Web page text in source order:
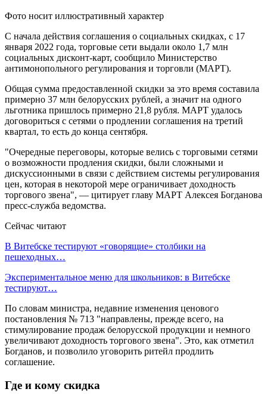
Фото носит иллюстративный характер
С начала действия соглашения о социальных скидках, с 17
января 2022 года, торговые сети выдали около 1,7 млн
социальных дисконт-карт, сообщило Министерство
антимонопольного регулирования и торговли (МАРТ).
Общая сумма предоставленной скидки за это время составила
примерно 37 млн белорусских рублей, а значит на одного
льготника пришлось примерно 21,8 рубля. МАРТ удалось
договориться с сетями о продлении соглашения на третий
квартал, то есть до конца сентября.
"Очередные переговоры, которые велись с торговыми сетями
о возможности продления скидки, были сложными и
дискуссионными в связи с действием системы регулирования
цен, которая в некоторой мере ограничивает доходность
торгового звена", — цитирует главу МАРТ Алексея Богданова
пресс-служба ведомства.
Сейчас читают
В Витебске тестируют «говорящие» столбики на
пешеходных…
Экспериментальное меню для школьников: в Витебске
тестируют…
По словам министра, недавние изменения ценового
постановления № 713 "направлены, прежде всего, на
стимулирование продаж белорусской продукции и немного
увеличивают доходность торгового звена". Это, как отметил
Богданов, и позволило уговорить ритейл продлить
соглашение.
Где и кому скидка